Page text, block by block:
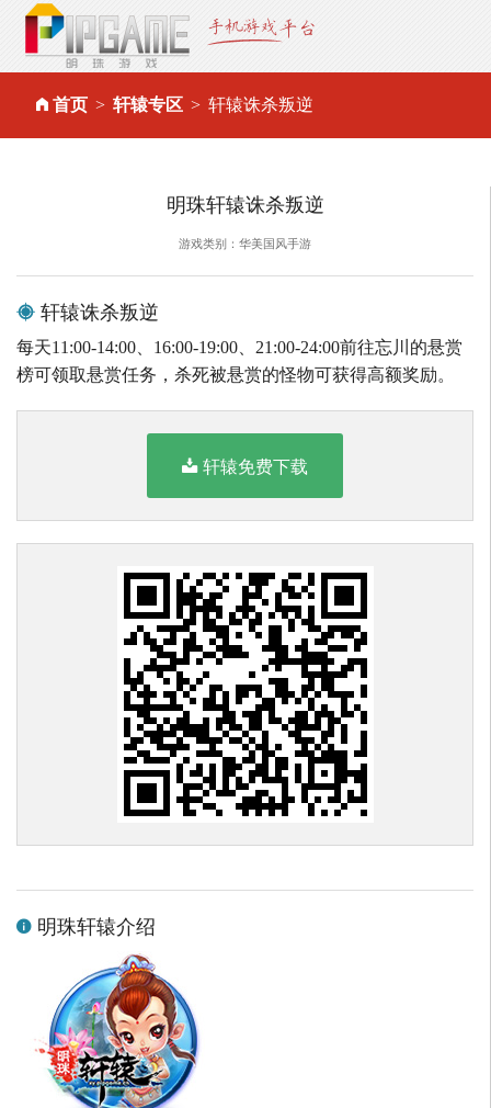
首页 轩辕专区 轩辕诛杀叛逆
明珠轩辕诛杀叛逆
游戏类别：华美国风手游
轩辕诛杀叛逆
每天11:00-14:00、16:00-19:00、21:00-24:00前往忘川的悬赏
榜可领取悬赏任务，杀死被悬赏的怪物可获得高额奖励。
轩辕免费下载
明珠轩辕介绍